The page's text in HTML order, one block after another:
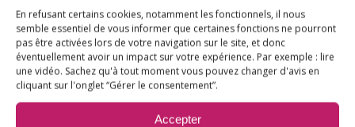
En refusant certains cookies, notamment les fonctionnels, il nous
semble essentiel de vous informer que certaines fonctions ne pourront
pas être activées lors de votre navigation sur le site, et donc
éventuellement avoir un impact sur votre expérience. Par exemple : lire
une vidéo. Sachez qu'à tout moment vous pouvez changer d'avis en
cliquant sur l'onglet “Gérer le consentement”.
Accepter